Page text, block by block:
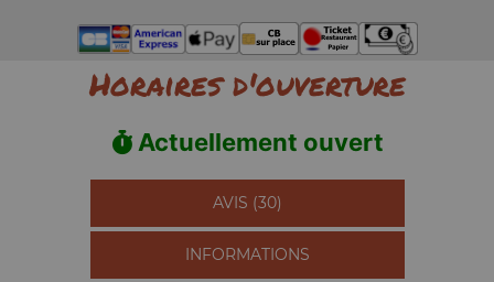
Horaires d'ouverture
Actuellement ouvert
AVIS (30)
INFORMATIONS